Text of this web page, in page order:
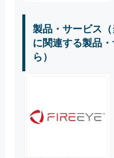
製品・サービス
に関連する製品
ら）